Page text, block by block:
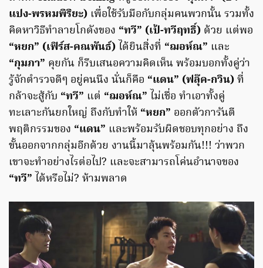
แปง-พรหมพิริยะ) เพื่อใช้รับมือกับกลุ่มคนพวกนั้น รวมทั้ง
คิดหาวิธีทำลายโกดังของ “ทวี” (เป้-ทวีฤทธิ์) ด้วย แต่พอ
“หยก” (เฟิร์ส-คณพันธ์) ได้ยินสิ่งที่ “ฌอห์ณ” และ
“กุมภา” คุยกัน ก็รีบเสนอความคิดเห็น พร้อมบอกทั้งคู่ว่า
รู้จักตำรวจดีๆ อยู่คนนึง นั่นก็คือ “แดน” (ฟลุ๊ค-กวิน)ที่
กล้าจะสู้กับ “ทวี” แต่ “ฌอห์ณ” ไม่เชื่อ ทำเอาทั้งคู่
ทะเลาะกันยกใหญ่ ถึงกับทำให้ “หยก” ออกตัวการันตี
พฤติกรรมของ “แดน” และพร้อมรับผิดชอบทุกอย่าง ถึง
ขั้นออกจากกลุ่มอีกด้วย งานนี้มาลุ้นพร้อมกัน!!! ว่าพวก
เขาจะทำอย่างไรต่อไป? และจะสามารถโค่นอำนาจของ
“ทวี” ได้หรือไม่? ห้ามพลาด